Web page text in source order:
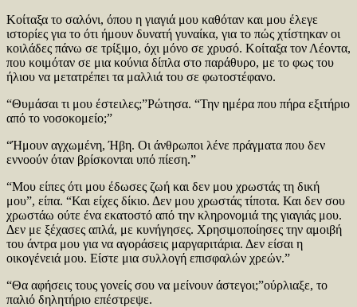
Κοίταξα το σαλόνι, όπου η γιαγιά μου καθόταν και μου έλεγε
ιστορίες για το ότι ήμουν δυνατή γυναίκα, για το πώς χτίστηκαν οι
κοιλάδες πάνω σε τρίξιμο, όχι μόνο σε χρυσό. Κοίταξα τον Λέοντα,
που κοιμόταν σε μια κούνια δίπλα στο παράθυρο, με το φως του
ήλιου να μετατρέπει τα μαλλιά του σε φωτοστέφανο.
“Θυμάσαι τι μου έστειλες;”Ρώτησα. “Την ημέρα που πήρα εξιτήριο
από το νοσοκομείο;”
“Ήμουν αγχωμένη, Ήβη. Οι άνθρωποι λένε πράγματα που δεν
εννοούν όταν βρίσκονται υπό πίεση.”
“Μου είπες ότι μου έδωσες ζωή και δεν μου χρωστάς τη δική
μου”, είπα. “Και είχες δίκιο. Δεν μου χρωστάς τίποτα. Και δεν σου
χρωστάω ούτε ένα εκατοστό από την κληρονομιά της γιαγιάς μου.
Δεν με ξέχασες απλά, με κυνήγησες. Χρησιμοποίησες την αμοιβή
του άντρα μου για να αγοράσεις μαργαριτάρια. Δεν είσαι η
οικογένειά μου. Είστε μια συλλογή επισφαλών χρεών.”
“Θα αφήσεις τους γονείς σου να μείνουν άστεγοι;”ούρλιαξε, το
παλιό δηλητήριο επέστρεψε.